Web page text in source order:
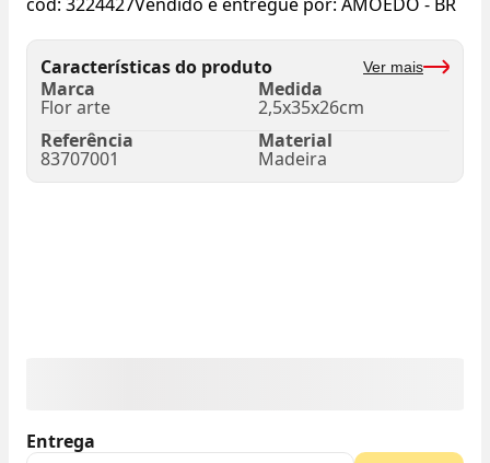
Características do produto Ver mais
Marca
Flor arte
Medida
2,5x35x26cm
Referência
83707001
Material
Madeira
Entrega